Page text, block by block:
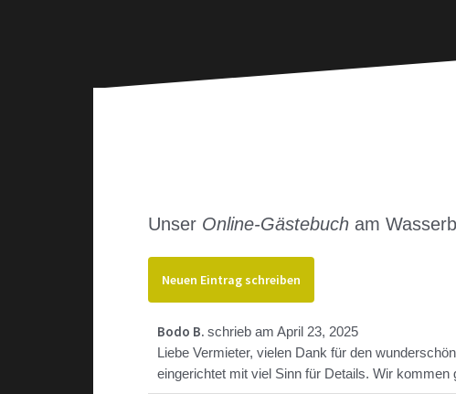
Unser Online-Gästebuch am
Bodo B. schrieb am April 23, 2025
Liebe Vermieter, vielen Dank für den
eingerichtet mit viel Sinn für Details. Wir kommen